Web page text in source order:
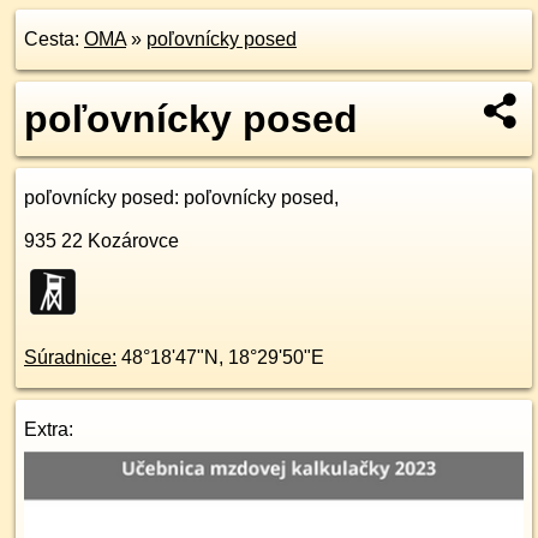
Cesta: OMA» poľovnícky posed
poľovnícky posed
poľovnícky posed: poľovnícky posed,
935 22 Kozárovce
Súradnice: 48°18'47"N , 18°29'50"E
Extra: